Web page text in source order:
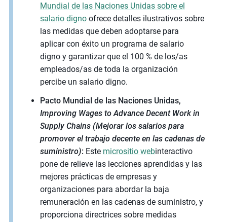
Mundial de las Naciones Unidas sobre el
salario dignoofrece detalles ilustrativos sobre
las medidas que deben adoptarse para
aplicar con éxito un programa de salario
digno y garantizar que el 100 % de los/as
empleados/as de toda la organización
percibe un salario digno.
Pacto Mundial de las Naciones Unidas,
Improving Wages to Advance Decent Work in
Supply Chains (Mejorar los salarios para
promover el trabajo decente en las cadenas de
suministro): Este micrositio webinteractivo
pone de relieve las lecciones aprendidas y las
mejores prácticas de empresas y
organizaciones para abordar la baja
remuneración en las cadenas de suministro, y
proporciona directrices sobre medidas